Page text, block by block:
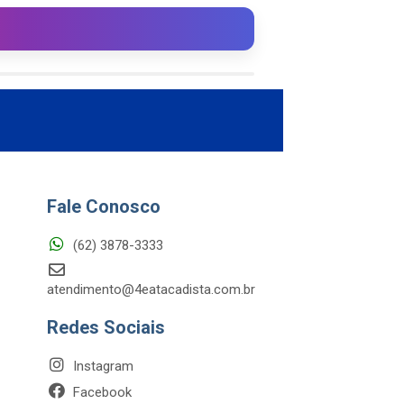
Fale Conosco
(62) 3878-3333
atendimento@4eatacadista.com.br
Redes Sociais
Instagram
Facebook